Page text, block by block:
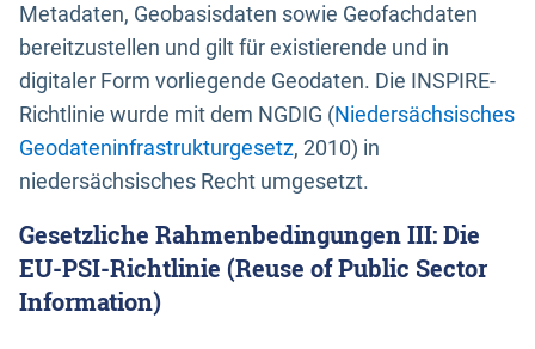
Metadaten, Geobasisdaten sowie Geofachdaten
bereitzustellen und gilt für existierende und in
digitaler Form vorliegende Geodaten. Die INSPIRE-
Richtlinie wurde mit dem NGDIG (Niedersächsisches
Geodateninfrastrukturgesetz, 2010) in
niedersächsisches Recht umgesetzt.
Gesetzliche Rahmenbedingungen III: Die
EU-PSI-Richtlinie (Reuse of Public Sector
Information)